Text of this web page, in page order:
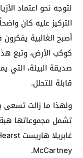
لتوجه نحو اعتماد
التركيز عليه كان
أصبح الغالبية
كوكب الأرض، وتبع
صديقة البيئة، التي
قابلة للتحلل.
ولهذا ما زالت تسعى
تشمل مجموعاتها هبة
McCartney.